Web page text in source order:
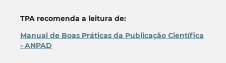
TPA recomenda a leitura de:
Manual de Boas Práticas da Publicação Científica
- ANPAD